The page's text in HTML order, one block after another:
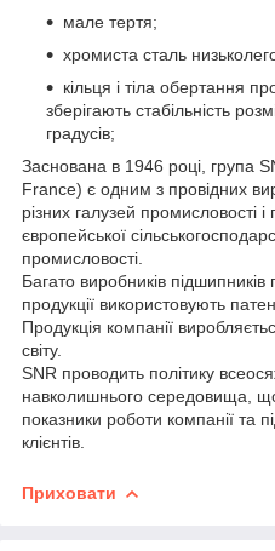
мале тертя;
хромиста сталь
кільця і тіла обертання
зберігають стабільність
градусів;
Заснована в 1946 році, група
France) є одним з провідних
різних галузей промисловості
європейської
промисловості.
Багато виробників підшипників
продукції використовують
Продукція компанії
світу.
SNR проводить політику
навколишнього середовища, що
показники роботи компанії та
клієнтів.
Приховати